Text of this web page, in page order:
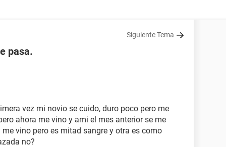
Siguiente Tema
pasa.
vez mi novio se cuido, duro poco pero me
ahora me vino y ami el mes anterior se me
vino pero es mitad sangre y otra es como
no?